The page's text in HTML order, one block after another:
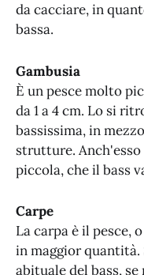
da cacciare, in
bassa.
Gambusia
È un pesce molto
da 1 a 4 cm. Lo si
bassissima, in
strutture. Anch'esso
piccola, che il bass
Carpe
La carpa è il pesce,
in maggior quantità.
abituale del bass,